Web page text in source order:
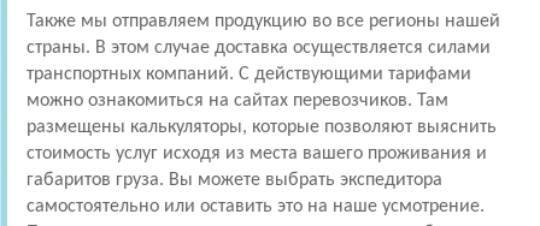
Также мы отправляем продукцию во все регионы нашей
страны. В этом случае доставка осуществляется силами
транспортных компаний. С действующими тарифами
можно ознакомиться на сайтах перевозчиков. Там
размещены калькуляторы, которые позволяют выяснить
стоимость услуг исходя из места вашего проживания и
габаритов груза. Вы можете выбрать экспедитора
самостоятельно или оставить это на наше усмотрение.